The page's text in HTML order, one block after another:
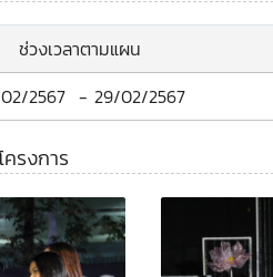
ช่วงเวลาตามแผน
2567 - 29/02/2567
รงการ